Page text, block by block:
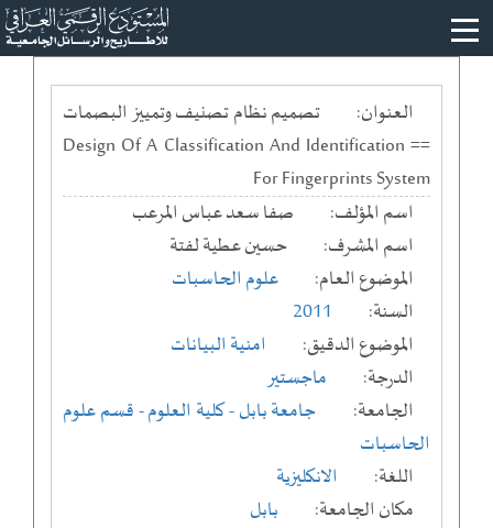
العنوان:
تصميم نظام تصنيف وتمييز البصمات
== Design Of A Classification And Identification
For Fingerprints System
اسم المؤلف:
صفا سعد عباس المرعب
اسم المشرف:
حسين عطية لفتة
الموضوع العام:
علوم الحاسبات
السنة:
2011
الموضوع الدقيق:
امنية البيانات
الدرجة:
ماجستير
الجامعة:
جامعة بابل- كلية العلوم- قسم علوم
الحاسبات
اللغة:
الانكليزية
مكان الجامعة:
بابل